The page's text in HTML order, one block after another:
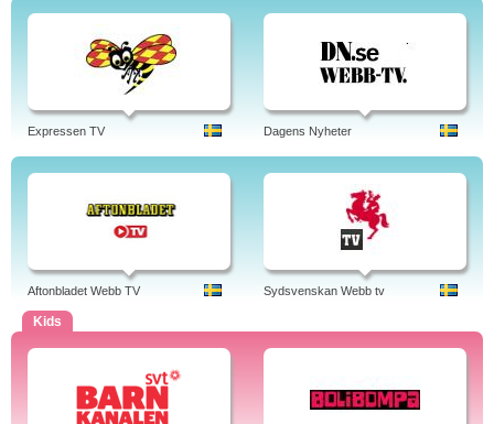
Expressen TV Dagens Nyheter
Aftonbladet Webb TV Sydsvenskan Webb tv
Kids